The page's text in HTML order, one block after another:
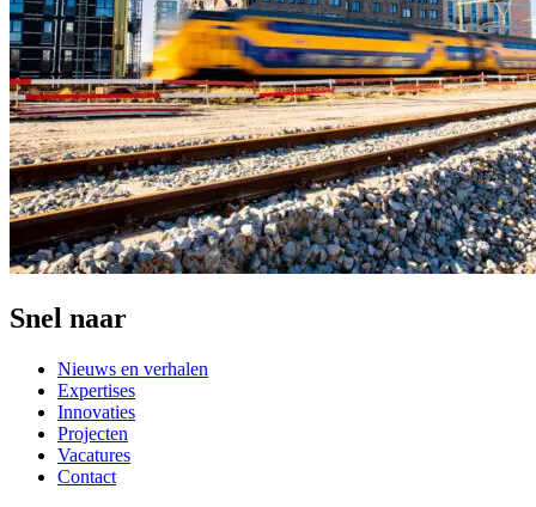
Snel naar
Nieuws en verhalen
Expertises
Innovaties
Projecten
Vacatures
Contact